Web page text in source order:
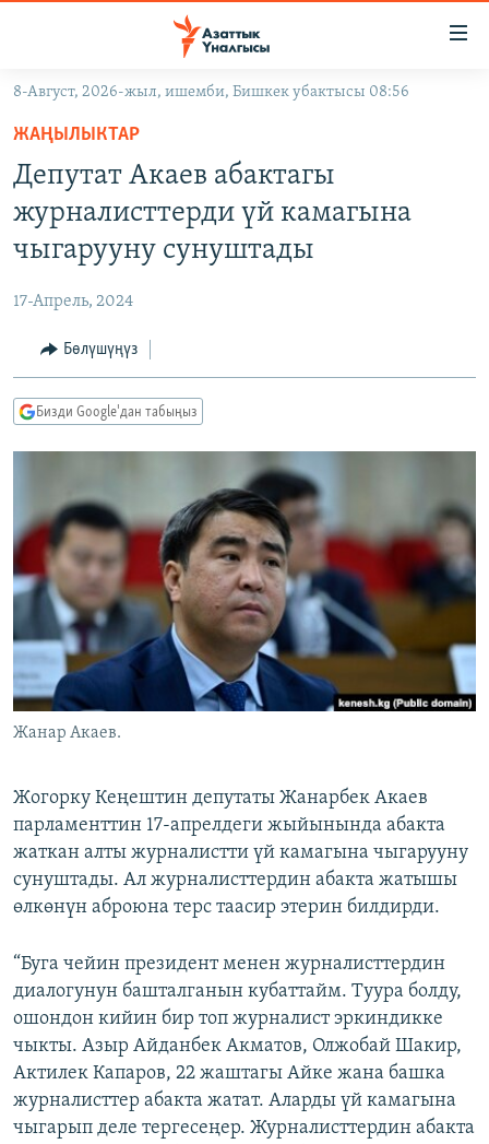
Навигацияга
өтүңүз
Издөөгө
салыңызКЫРГЫЗСТАН
МАДАНИЯТ
ДҮЙНӨ
УКРАИНА
ТВ ПРОГРАММАЛАР
БҮГҮН АЗАТТЫКТА
ЭЖЕ-СИҢДИЛЕР
АЗАТТЫК+
ЫҢГАЙСЫЗ СУРООЛОР
ПОДКАСТ
Русский
ОНЛАЙН ШЕРИНЕ
ЭЕ/АРнун бардык сайттары
8-Август, 2026-жыл, ишемби, Бишкек убактысы 08:56
ЖАҢЫЛЫКТАР
Депутат Акаев абактагы
журналисттерди үй камагына
чыгарууну сунуштады
17-Апрель, 2024
Бөлүшүңүз
Бизди Google'дан табыңыз
Жанар Акаев.
Жогорку Кеңештин депутаты Жанарбек Акаев
парламенттин 17-апрелдеги жыйынында абакта
жаткан алты журналистти үй камагына чыгарууну
сунуштады. Ал журналисттердин абакта жатышы
өлкөнүн аброюна терс таасир этерин билдирди.
“Буга чейин президент менен журналисттердин
диалогунун башталганын кубаттайм. Туура болду,
ошондон кийин бир топ журналист эркиндикке
чыкты. Азыр Айданбек Акматов, Олжобай Шакир,
Актилек Капаров, 22 жаштагы Айке жана башка
журналисттер абакта жатат. Аларды үй камагына
чыгарып деле тергесеңер. Журналисттердин абакта